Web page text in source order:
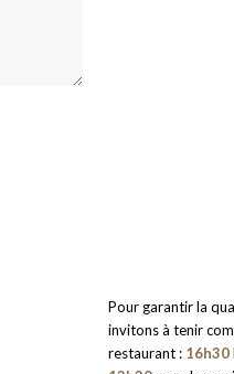
Pour garantir la
invitons à tenir
restaurant : 16h30